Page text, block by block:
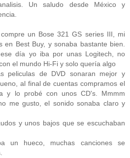
Un saludo desde México y
un Bose 321 GS series III, mi
en Best Buy, y sonaba bastante bien.
día yo iba por unas Logitech, no
el mundo Hi-Fi y solo quería algo
peliculas de DVD sonaran mejor y
al final de cuentas compramos el
y lo probé con unos CD's. Mmmm
me gusto, el sonido sonaba claro y
y unos bajos que se escuchaban
un hueco, muchas canciones se